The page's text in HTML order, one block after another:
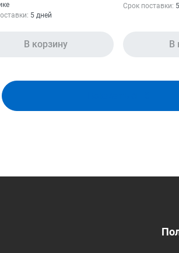
5 дней
В корзину
Срок поставки:
В